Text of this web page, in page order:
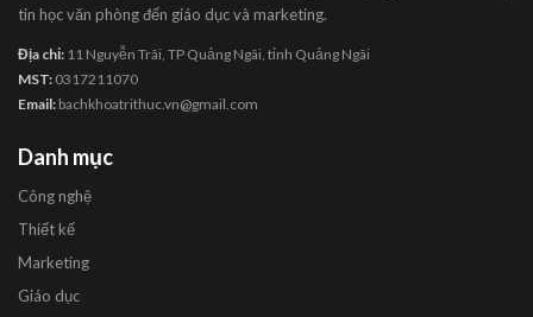
tin học văn phòng đến giáo dục và marketing.
Địa chỉ: 11 Nguyễn Trãi, TP Quảng Ngãi, tỉnh Quảng Ngãi
MST: 0317211070
Email: bachkhoatrithuc.vn@gmail.com
Danh mục
Công nghệ
Thiết kế
Marketing
Giáo dục